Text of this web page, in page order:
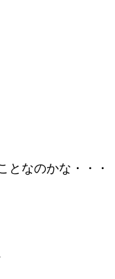
となのかな・・・